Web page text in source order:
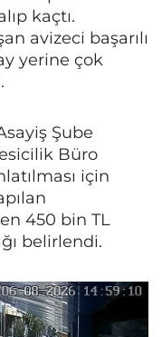
kaçtı.
avizeci başarılı
yerine çok
Şube
Büro
için
450 bin TL
belirlendi.